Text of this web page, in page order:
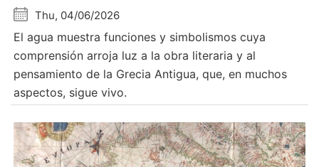
Thu, 04/06/2026
El agua muestra funciones y simbolismos cuya
comprensión arroja luz a la obra literaria y al
pensamiento de la Grecia Antigua, que, en muchos
aspectos, sigue vivo.